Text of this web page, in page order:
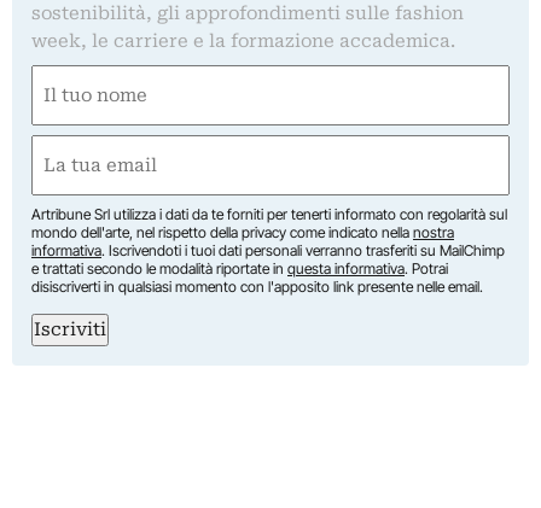
sostenibilità, gli approfondimenti sulle fashion
week, le carriere e la formazione accademica.
(Required)
First
(Required)
Artribune Srl utilizza i dati da te forniti per tenerti informato con regolarità sul
mondo dell'arte, nel rispetto della privacy come indicato nella nostra
informativa. Iscrivendoti i tuoi dati personali verranno trasferiti su MailChimp
e trattati secondo le modalità riportate in questa informativa. Potrai
disiscriverti in qualsiasi momento con l'apposito link presente nelle email.
Iscriviti